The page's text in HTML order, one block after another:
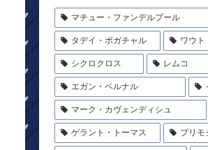
マチュー・ファンデルプール
タデイ・ポガチャル ワウト
シクロクロス レムコ
エガン・ベルナル
マーク・カヴェンディシュ
ゲラント・トーマス プリモ